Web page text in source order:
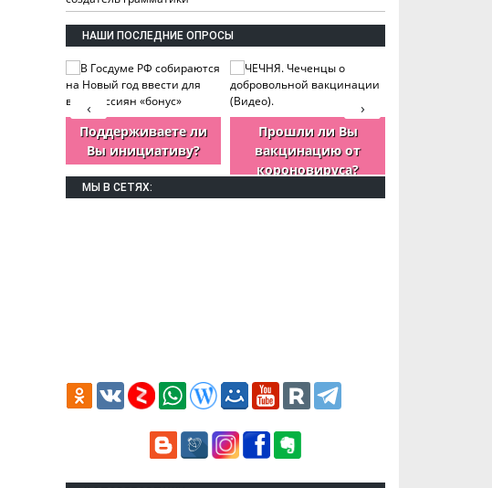
НАШИ ПОСЛЕДНИЕ ОПРОСЫ
Поддерживаете ли
Вы инициативу?
Прошли ли Вы
вакцинацию от
короновируса?
›
‹
МЫ В СЕТЯХ: